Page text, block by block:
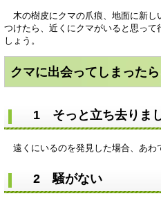
木の樹皮にクマの爪痕、地面に新し
つけたら、近くにクマがいると思って
しょう。
クマに出会ってしまったら
1 そっと立ち去り
遠くにいるのを発見した場合、あわ
2 騒がない